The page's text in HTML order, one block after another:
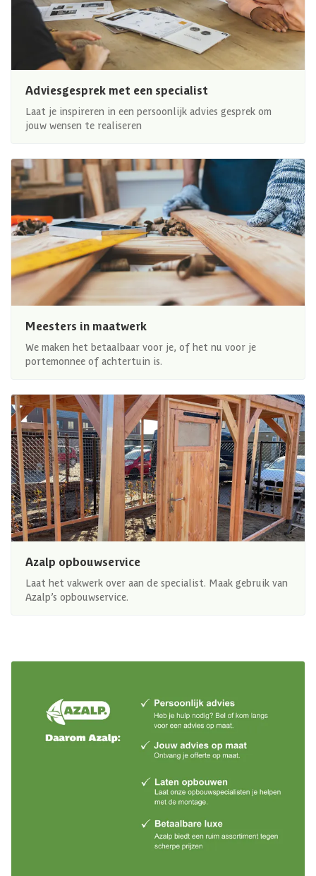
Adviesgesprek met een specialist
Laat je inspireren in een persoonlijk advies gesprek om
jouw wensen te realiseren
Meesters in maatwerk
We maken het betaalbaar voor je, of het nu voor je
portemonnee of achtertuin is.
Azalp opbouwservice
Laat het vakwerk over aan de specialist. Maak gebruik van
Azalp’s opbouwservice.